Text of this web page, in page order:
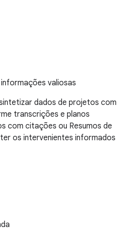
valiosas
dados de projetos com
transcrições e planos
com citações ou Resumos de
os intervenientes informados